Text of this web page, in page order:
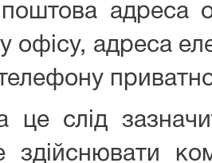
адреса
офісу, адреса
це слід